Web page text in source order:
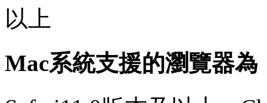
以上
Mac系統支援的瀏覽器為